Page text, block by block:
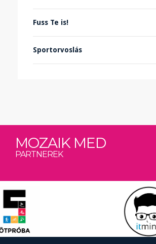
Fuss Te is!
Sportorvoslás
MOZAIK MED
PARTNEREK